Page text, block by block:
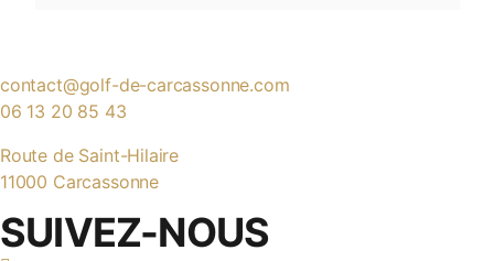
contact@golf-de-carcassonne.com
06 13 20 85 43
Route de Saint-Hilaire
11000 Carcassonne
SUIVEZ-NOUS